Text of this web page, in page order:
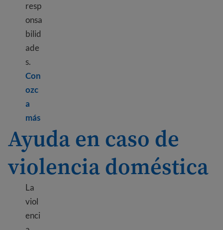
resp
onsa
bilid
ade
s.
Con
ozc
a
másLearn more about Family roles in the USA
Ayuda en caso de
violencia doméstica
La
viol
enci